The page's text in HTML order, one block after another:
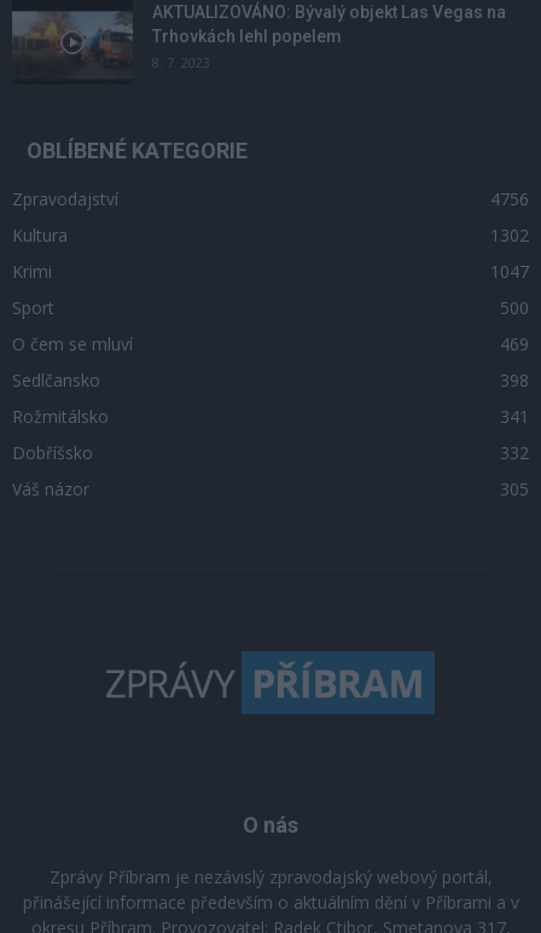
AKTUALIZOVÁNO: Bývalý objekt Las Vegas na
Trhovkách lehl popelem
8. 7. 2023
OBLÍBENÉ KATEGORIE
Zpravodajství
4756
Kultura
1302
Krimi
1047
Sport
500
O čem se mluví
469
Sedlčansko
398
Rožmitálsko
341
Dobříšsko
332
Váš názor
305
O nás
Zprávy Příbram je nezávislý zpravodajský webový portál,
přinášející informace především o aktuálním dění v Příbrami a v
okresu Příbram. Provozovatel: Radek Ctibor, Smetanova 317,